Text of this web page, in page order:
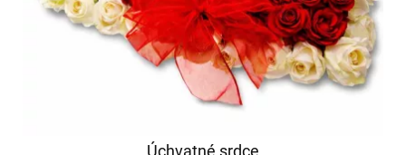
Úchvatné srdce